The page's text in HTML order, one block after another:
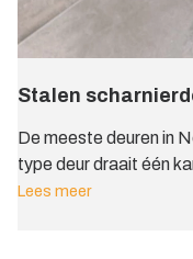
Stalen
De meeste deuren in
type deur draait één
aan een kozijn.
Lees meer